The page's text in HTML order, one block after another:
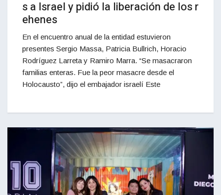
s a Israel y pidió la liberación de los r
ehenes
En el encuentro anual de la entidad estuvieron
presentes Sergio Massa, Patricia Bullrich, Horacio
Rodríguez Larreta y Ramiro Marra. “Se masacraron
familias enteras. Fue la peor masacre desde el
Holocausto”, dijo el embajador israelí Este